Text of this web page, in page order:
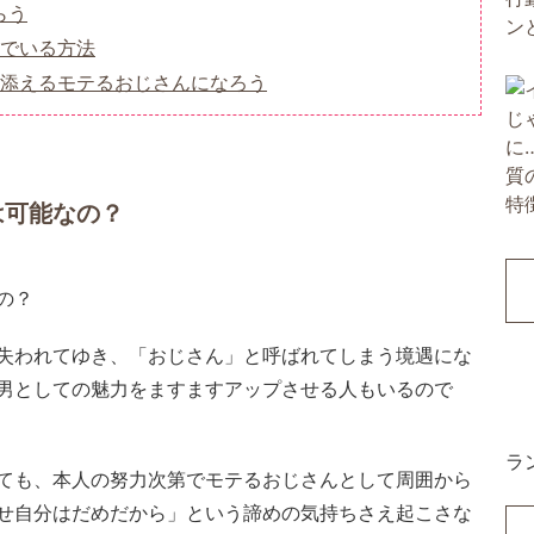
いる方法
えるモテるおじさんになろう
能なの？
われてゆき、「おじさん」と呼ばれてしまう境遇にな
としての魅力をますますアップさせる人もいるので
も、本人の努力次第でモテるおじさんとして周囲から
自分はだめだから」という諦めの気持ちさえ起こさな
ラ